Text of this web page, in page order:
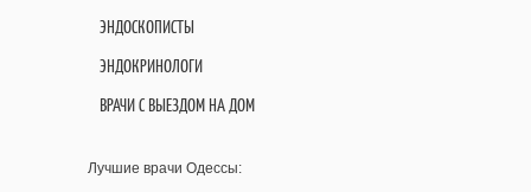
ЭНДОСКОПИСТЫ
ЭНДОКРИНОЛОГИ
ВРАЧИ С ВЫЕЗДОМ НА ДОМ
Лучшие врачи Одессы: